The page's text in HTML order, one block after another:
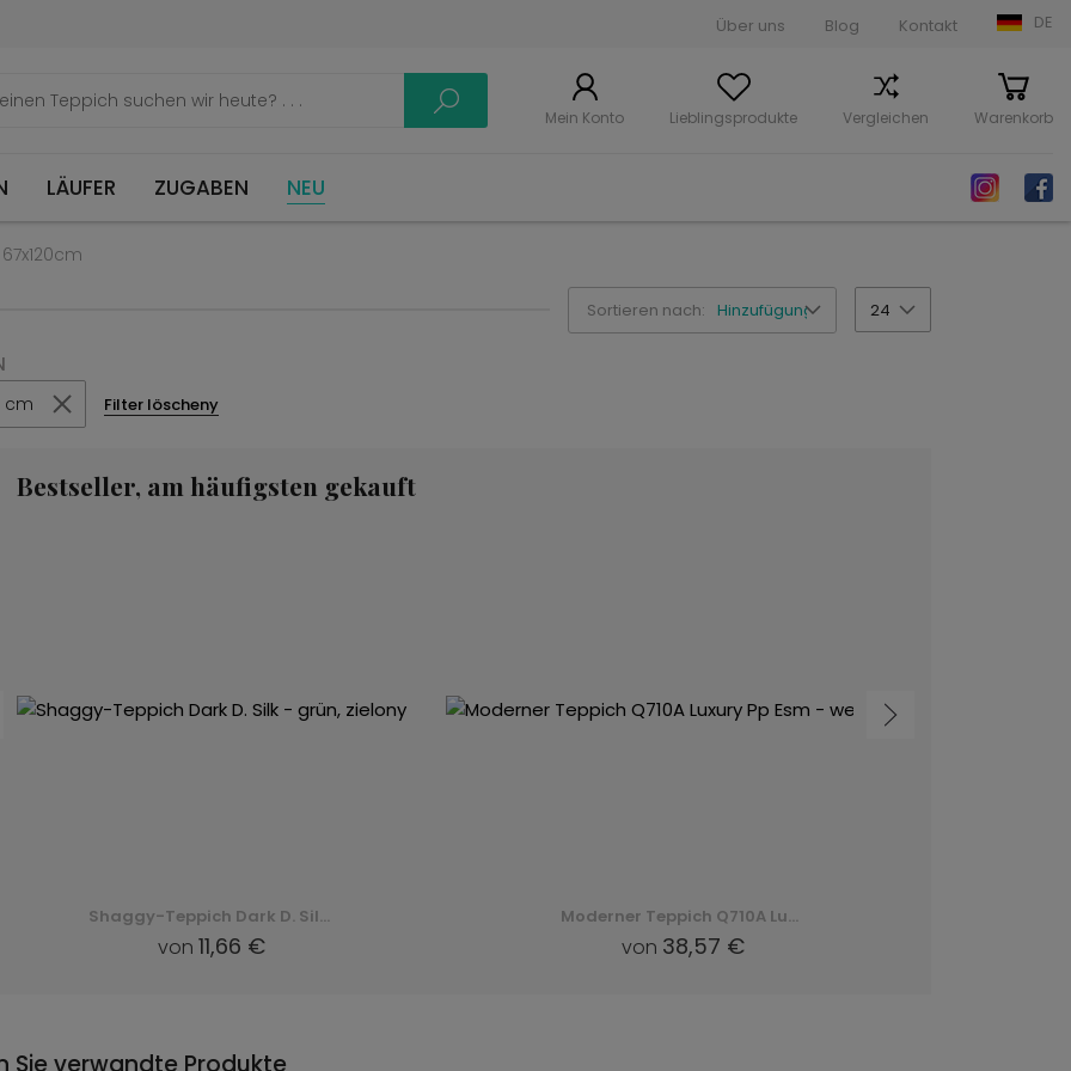
Über uns Blog Kontakt DE
Mein Konto Lieblingsprodukte Vergleichen Warenkorb
LÄUFER ZUGABEN NEU
Sortieren nach: Hinzufügungsdatum24
cm Filter löscheny
Bestseller, am häufigsten gekauft
Shaggy-Teppich Dark D. Silk - grün, zielony
von 11,66 €
Moderner Teppich Q710A Luxury Pp Esm - weiß, biały
von 38,57 €
Sie verwandte Produkte